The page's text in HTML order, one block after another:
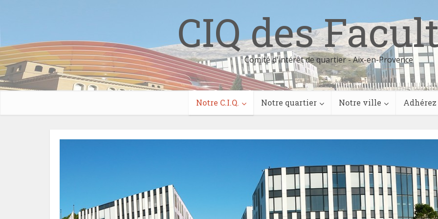
CIQ des
Comité d'intérêt de quartier - Aix-en-Provence
Notre C.I.Q. Notre quartier Notre ville Adhérez